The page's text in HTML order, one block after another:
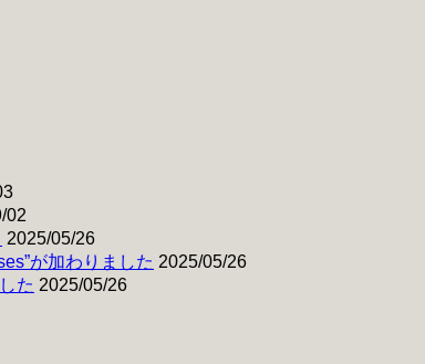
02
2025/05/26
が加わりました 2025/05/26
た 2025/05/26